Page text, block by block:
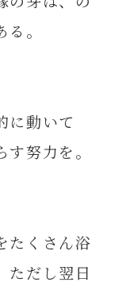
。
に動いて
努力を。
たくさん浴
ただし翌日